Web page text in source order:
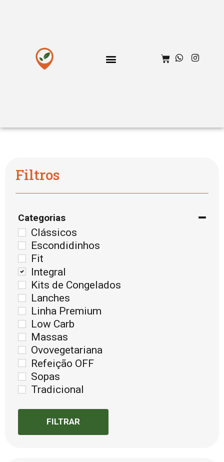
Filtros
Categorias
Clássicos
Escondidinhos
Fit
Integral
Kits de Congelados
Lanches
Linha Premium
Low Carb
Massas
Ovovegetariana
Refeição OFF
Sopas
Tradicional
FILTRAR